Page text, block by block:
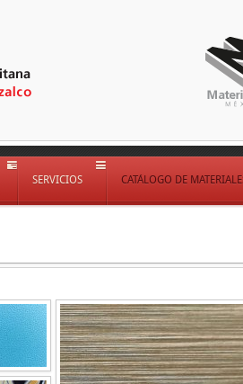
SERVICIOS CATÁLOGO DE